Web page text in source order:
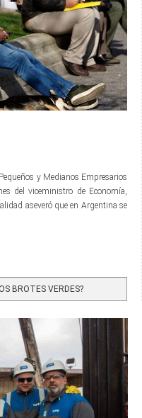
y Medianos Empresarios
del viceministro de Economía,
aseveró que en Argentina se
BROTES VERDES?